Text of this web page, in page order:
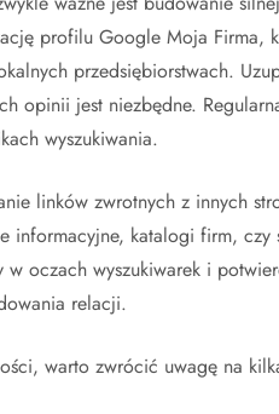
profilu Google Moja Firma,
przedsiębiorstwach.
opinii jest niezbędne.
wyszukiwania.
linków zwrotnych z innych
katalogi firm, czy
oczach wyszukiwarek i
relacji.
warto zwrócić uwagę na